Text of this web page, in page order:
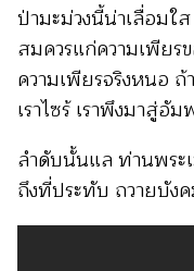
ป่ามะม่วงนี้น่าเลื่อมใ
สมควรแก่ความเพียร
ความเพียรจริงหนอ
เราไซร้ เราพึงมาสู่
ลำดับนั้นแล ท่านพระ
ถึงที่ประทับ ถวายบัง